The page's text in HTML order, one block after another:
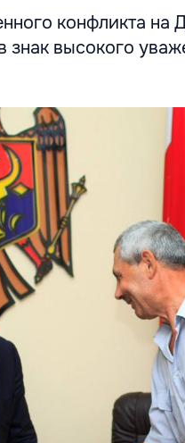
конфликта на
знак высокого